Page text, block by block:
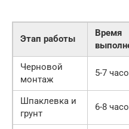
Этап работы
Время
Черновой
монтаж
5-7
Шпаклевка и
грунт
6-8